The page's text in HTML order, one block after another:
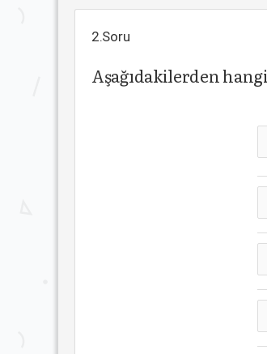
2.Soru
Aşağıdakilerden